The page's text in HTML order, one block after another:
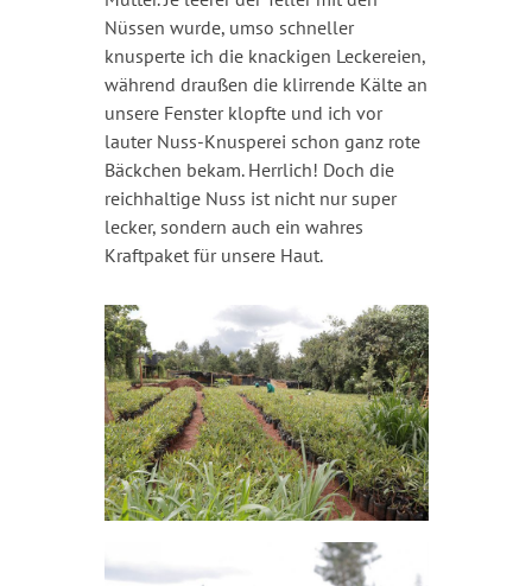
Nüssen wurde, umso schneller
knusperte ich die knackigen Leckereien,
während draußen die klirrende Kälte an
unsere Fenster klopfte und ich vor
lauter Nuss-Knusperei schon ganz rote
Bäckchen bekam. Herrlich! Doch die
reichhaltige Nuss ist nicht nur super
lecker, sondern auch ein wahres
Kraftpaket für unsere Haut.